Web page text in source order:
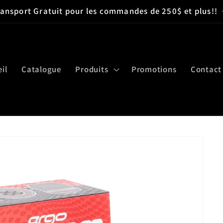
Gratuit pour les commandes de 250$ et plus!!
Catalogue Produits Promotions Contact